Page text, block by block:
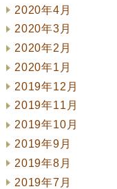
2020年4月
2020年3月
2020年2月
2020年1月
2019年12月
2019年11月
2019年10月
2019年9月
2019年8月
2019年7月